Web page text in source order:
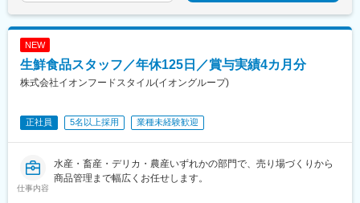
東雲駅(東京都)、野方駅、竹ノ塚駅、高田馬場駅、お花茶屋駅、吉
野町駅、江戸川橋駅、西荻窪駅、志茂駅、高円寺駅、江北駅、巣
城長沼駅、府中駅(東京都)、二俣川駅、山手駅、弥生台駅、武蔵境
駅、松屋町駅、京橋駅(大阪府)、扇町駅(大阪府)、十三駅、なんば
駅(南海線)、ＪＲ難波駅、玉川駅(大阪府)、阿倍野駅(阪堺線)、今
NEW
生鮮食品スタッフ／年休125日／賞与実績4カ月分
株式会社イオンフードスタイル(イオングループ)
正社員 5名以上採用 業種未経験歓迎
仕事内容
水産・畜産・デリカ・農産いずれかの部門で、売り場づくりから
商品管理まで幅広くお任せします。